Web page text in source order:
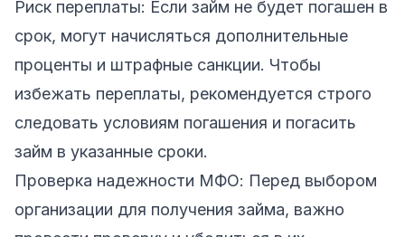
Риск переплаты: Если займ не будет погашен в
срок, могут начисляться дополнительные
проценты и штрафные санкции. Чтобы
избежать переплаты, рекомендуется строго
следовать условиям погашения и погасить
займ в указанные сроки.
Проверка надежности МФО: Перед выбором
организации для получения займа, важно